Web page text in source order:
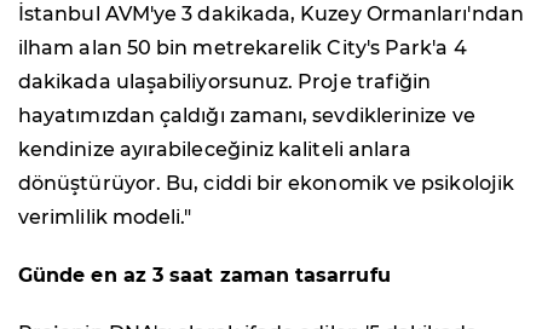
İstanbul AVM'ye 3 dakikada, Kuzey Ormanları'ndan
ilham alan 50 bin metrekarelik City's Park'a 4
dakikada ulaşabiliyorsunuz. Proje trafiğin
hayatımızdan çaldığı zamanı, sevdiklerinize ve
kendinize ayırabileceğiniz kaliteli anlara
dönüştürüyor. Bu, ciddi bir ekonomik ve psikolojik
verimlilik modeli."
Günde en az 3 saat zaman tasarrufu